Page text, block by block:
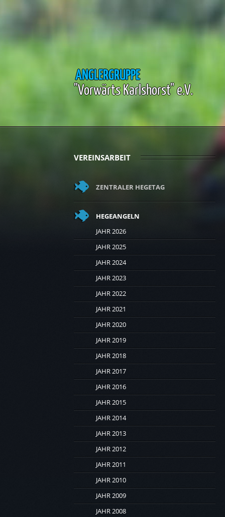
ANGLERGRUPPE
"Vorwärts Karlshorst" e.V.
VEREINSARBEIT
ZENTRALER HEGETAG
HEGEANGELN
JAHR 2026
JAHR 2025
JAHR 2024
JAHR 2023
JAHR 2022
JAHR 2021
JAHR 2020
JAHR 2019
JAHR 2018
JAHR 2017
JAHR 2016
JAHR 2015
JAHR 2014
JAHR 2013
JAHR 2012
JAHR 2011
JAHR 2010
JAHR 2009
JAHR 2008